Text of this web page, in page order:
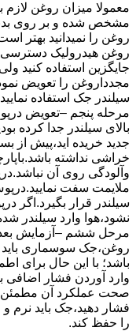
معمولا میزان روغن
مشخص شده و بر روی
روغن را نمیدانید بهتر
جایگزین استفاده کنید
مجدداروغن را تعویض
سیلندر جک استفاده
مرحله پنجم –تعویض
بالای سیلندر جدا کرده
جدید خریده اید،پیش از
خراشی نداشته
وآلودگی روی آن
ملایمت سفت
سیلندر قرار بگیرد.اگر
نشود،هوا وارد سیلندر
مرحل ششم –آزمایش بعد
روغن،جک سوسماری باید
باشد؛ با این حال برای
وارد آوردن فشار اضافی
صحت عملکرد آن مطمئن
فشار دهید،جک باید نرم و
را حفظ کند.